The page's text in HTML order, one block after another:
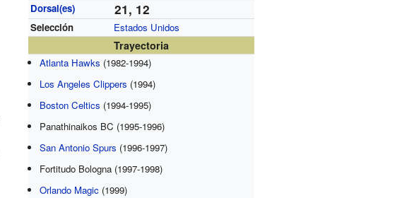
Dorsal(es)
21, 12
Selección Estados Unidos
Trayectoria
Atlanta Hawks (1982-1994)
Los Angeles Clippers (1994)
Boston Celtics (1994-1995)
Panathinaikos BC (1995-1996)
San Antonio Spurs (1996-1997)
Fortitudo Bologna (1997-1998)
Orlando Magic (1999)